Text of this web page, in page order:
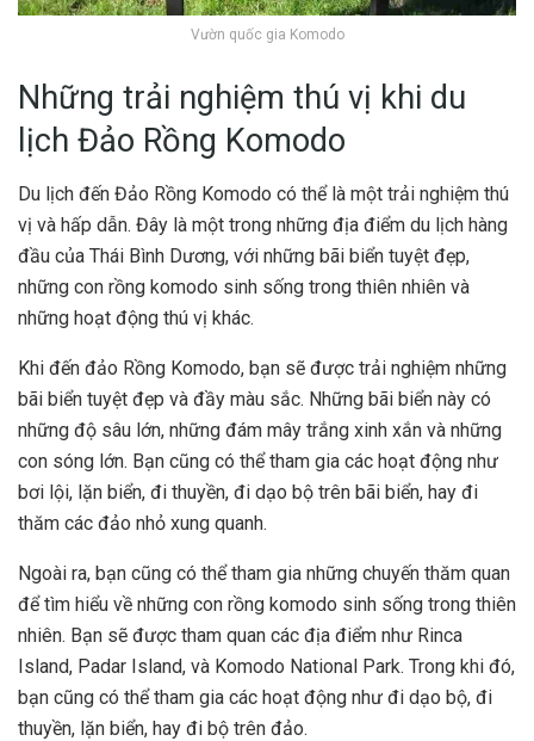
Vườn quốc gia Komodo
Những trải nghiệm thú vị khi du
lịch Đảo Rồng Komodo
Du lịch đến Đảo Rồng Komodo có thể là một trải nghiệm thú
vị và hấp dẫn. Đây là một trong những địa điểm du lịch hàng
đầu của Thái Bình Dương, với những bãi biển tuyệt đẹp,
những con rồng komodo sinh sống trong thiên nhiên và
những hoạt động thú vị khác.
Khi đến đảo Rồng Komodo, bạn sẽ được trải nghiệm những
bãi biển tuyệt đẹp và đầy màu sắc. Những bãi biển này có
những độ sâu lớn, những đám mây trắng xinh xắn và những
con sóng lớn. Bạn cũng có thể tham gia các hoạt động như
bơi lội, lặn biển, đi thuyền, đi dạo bộ trên bãi biển, hay đi
thăm các đảo nhỏ xung quanh.
Ngoài ra, bạn cũng có thể tham gia những chuyến thăm quan
để tìm hiểu về những con rồng komodo sinh sống trong thiên
nhiên. Bạn sẽ được tham quan các địa điểm như Rinca
Island, Padar Island, và Komodo National Park. Trong khi đó,
bạn cũng có thể tham gia các hoạt động như đi dạo bộ, đi
thuyền, lặn biển, hay đi bộ trên đảo.